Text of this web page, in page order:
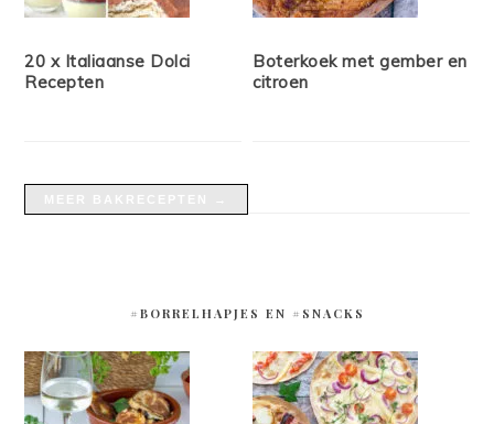
20 x Italiaanse Dolci
Recepten
Boterkoek met gember en
citroen
#BORRELHAPJES EN #SNACKS